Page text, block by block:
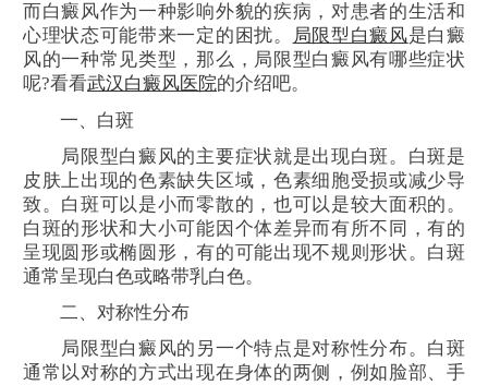
而白癜风作为一种影响外貌的疾病，对患者的生活和
心理状态可能带来一定的困扰。
局限型白癜风是白癜
风的一种常见类型，那么，局限型白癜风有哪些症状
呢?看看武汉白癜风医院的介绍吧。
一、白斑
局限型白癜风的主要症状就是出现白斑。白斑是
皮肤上出现的色素缺失区域，色素细胞受损或减少导
致。白斑可以是小而零散的，也可以是较大面积的。
白斑的形状和大小可能因个体差异而有所不同，有的
呈现圆形或椭圆形，有的可能出现不规则形状。白斑
通常呈现白色或略带乳白色。
二、对称性分布
局限型白癜风的另一个特点是对称性分布。白斑
通常以对称的方式出现在身体的两侧，例如脸部、手